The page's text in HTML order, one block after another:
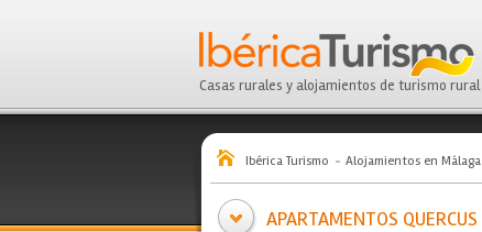
Casas rurales y alojamientos de turismo rural
Ibérica Turismo Alojamientos en Málaga
APARTAMENTOS QUERCUS